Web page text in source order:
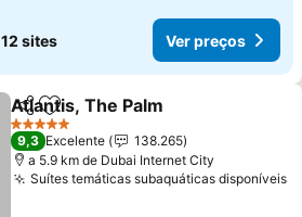
12 sites Ver preços
PartilharAdicionar aos favoritos
Atlantis, The Palm
5 Estrelas
9,3 Excelente
138.265
a 5.9 km de Dubai Internet City
Suítes temáticas subaquáticas disponíveis